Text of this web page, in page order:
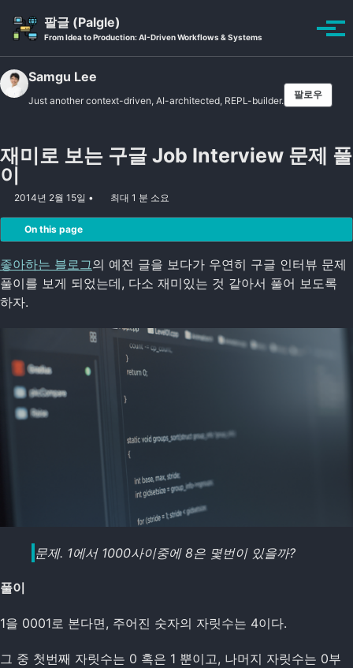
팔글 (Palgle)
From Idea to Production: AI-Driven Workflows & Systems
Toggle
토
Samgu Lee
Just another context-driven, AI-architected, REPL-builder.
팔로우
재미로 보는 구글 Job Interview 문제 풀
이
2014년 2월 15일 최대 1 분 소요
On this page
좋아하는 블로그의 예전 글을 보다가 우연히 구글 인터뷰 문제
풀이를 보게 되었는데, 다소 재미있는 것 같아서 풀어 보도록
하자.
문제. 1에서 1000사이중에 8은 몇번이 있을까?
풀이
1을 0001로 본다면, 주어진 숫자의 자릿수는 4이다.
그 중 첫번째 자릿수는 0 혹은 1 뿐이고, 나머지 자릿수는 0부